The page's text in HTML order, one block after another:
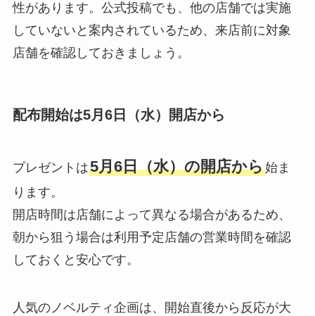
性があります。公式投稿でも、他の店舗では実施
していないと案内されているため、来店前に対象
店舗を確認しておきましょう。
配布開始は5月6日（水）開店から
プレゼントは5月6日（水）の開店から始ま
ります。
開店時間は店舗によって異なる場合があるため、
朝から狙う場合は利用予定店舗の営業時間を確認
しておくと安心です。
人気のノベルティ企画は、開始直後から反応が大